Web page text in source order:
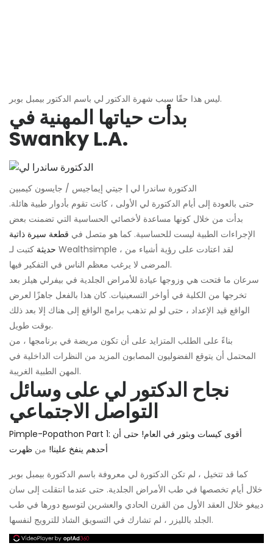
ليس هذا حقًا سبب شهرة الدكتور لي باسم الدكتور بيمبل بوبر.
بدأت حياتها المهنية في
Swanky L.A.
الدكتورة ساندرا لي | جيتي إيماجيس / جايسون كيمبين
حتى بالعودة إلى أيام الدكتورة لي الأولى ، كانت تقوم بأدوار طبية هائلة.
بدأت من خلال كونها مساعدة لأخصائي الحساسية التي تضمنت بعض
الإجراءات الطبية ليست للحساسية. كما هو متصل في قطعة سيرة ذاتية
حديثة كتبت لـ Wealthsimple ، لقد اعتادت على رؤية أشياء من
المرضى لا يرغب معظم الناس في التفكير فيها.
سرعان ما فتحت هي وزوجها عيادة للأمراض الجلدية في بيفرلي هيلز بعد
تخرجها من الكلية في أواخر التسعينيات. كان هذا بالفعل جاهزًا لعرض
الواقع قيد الإعداد ، حتى لو لم تذهب برامج الواقع إلى هناك إلا بعد ذلك
بوقت طويل.
بناءً على الطلب المتزايد على أن تكون مريضة في برنامجها ، من
المحتمل أن يتوقع الفضوليون المصابون المزيد من النظرات الداخلية في
المهن الطبية الغريبة.
نجاح الدكتور لي على وسائل
التواصل الاجتماعي
Pimple-Popathon Part 1: أقوى كيسات وبثور في العام! حتى أن
أحدهم ينفخ علينا! من ظهرت
كما قد تتخيل ، لم تكن الدكتورة لي معروفة باسم الدكتورة بيمبل بوبر
خلال أيام تخصصها في طب الأمراض الجلدية. حتى عندما انتقلت إلى سان
دييغو خلال العقد الأول من القرن الحادي والعشرين لتوسيع دورها في طب
الجلد بالليزر ، لم تشارك في التسويق الشاذ للترويج لنفسها.